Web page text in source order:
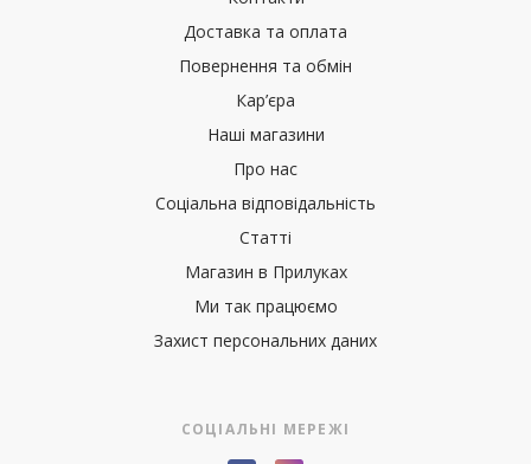
Доставка та оплата
Повернення та обмін
Кар’єра
Наші магазини
Про нас
Соціальна відповідальність
Статті
Магазин в Прилуках
Ми так працюємо
Захист персональних даних
СОЦІАЛЬНІ МЕРЕЖІ